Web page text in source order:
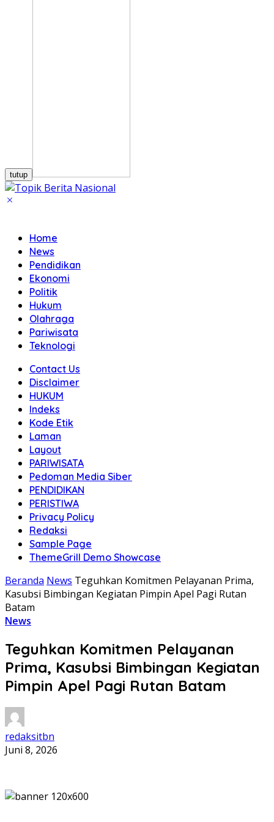
tutup
Home
News
Pendidikan
Ekonomi
Politik
Hukum
Olahraga
Pariwisata
Teknologi
Contact Us
Disclaimer
HUKUM
Indeks
Kode Etik
Laman
Layout
PARIWISATA
Pedoman Media Siber
PENDIDIKAN
PERISTIWA
Privacy Policy
Redaksi
Sample Page
ThemeGrill Demo Showcase
Beranda News Teguhkan Komitmen Pelayanan Prima,
Kasubsi Bimbingan Kegiatan Pimpin Apel Pagi Rutan
Batam
News
Teguhkan Komitmen Pelayanan
Prima, Kasubsi Bimbingan Kegiatan
Pimpin Apel Pagi Rutan Batam
redaksitbn
Juni 8, 2026